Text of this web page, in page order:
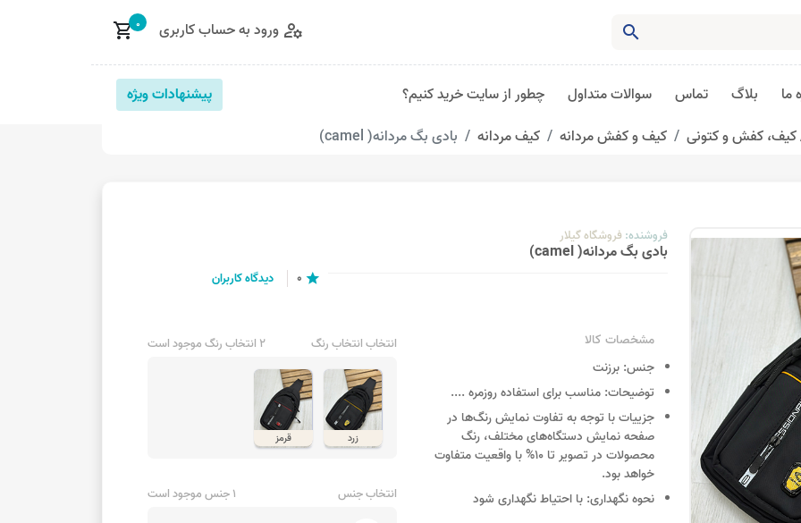
search
manage_accounts ورود به حساب کاربری shopping_cart0
ما بلاگ تماس سوالات متداول چطور از سایت خرید کنیم؟
پیشنهادات ویژه
کیف، کفش و کتونی کیف و کفش مردانه کیف مردانه بادی بگ مردانه( camel)
فروشنده: فروشگاه گیلار
بادی بگ مردانه( camel)
star
0 دیدگاه کاربران
مشخصات کالا
جنس: برزنت
توضیحات: مناسب برای استفاده روزمره ....
جزییاتبا توجه به تفاوت نمایش رنگ‌ها در
صفحه نمایش دستگاه‌های مختلف، رنگ
محصولات در تصویر تا 10% با واقعیت متفاوت
خواهد بود.
نحوه نگهداری: با احتیاط نگهداری شود
انتخاب انتخاب رنگ 2 انتخاب رنگ موجود است
زرد قرمز
انتخاب جنس 1 جنس موجود است